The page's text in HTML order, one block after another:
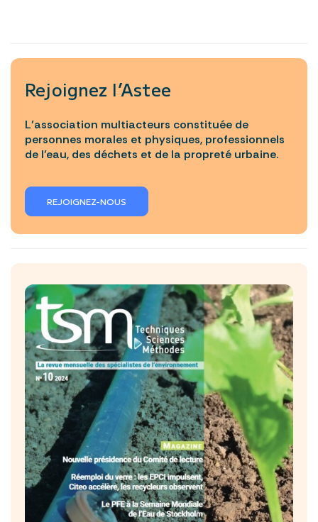
Rejoignez l’Astee
L’association multiacteurs constituée de
personnes morales et physiques, professionnels
de l’eau, des déchets et de la propreté urbaine.
REJOIGNEZ-NOUS